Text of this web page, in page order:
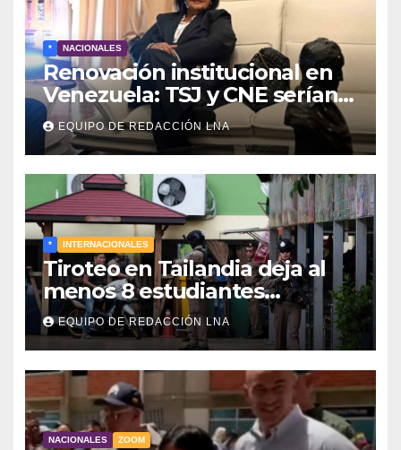
* NACIONALES
Renovación institucional en
Venezuela: TSJ y CNE serían
designados a finales de 2026
EQUIPO DE REDACCIÓN LNA
* INTERNACIONALES
Tiroteo en Tailandia deja al
menos 8 estudiantes
muertos y 30 heridos
EQUIPO DE REDACCIÓN LNA
NACIONALES ZOOM